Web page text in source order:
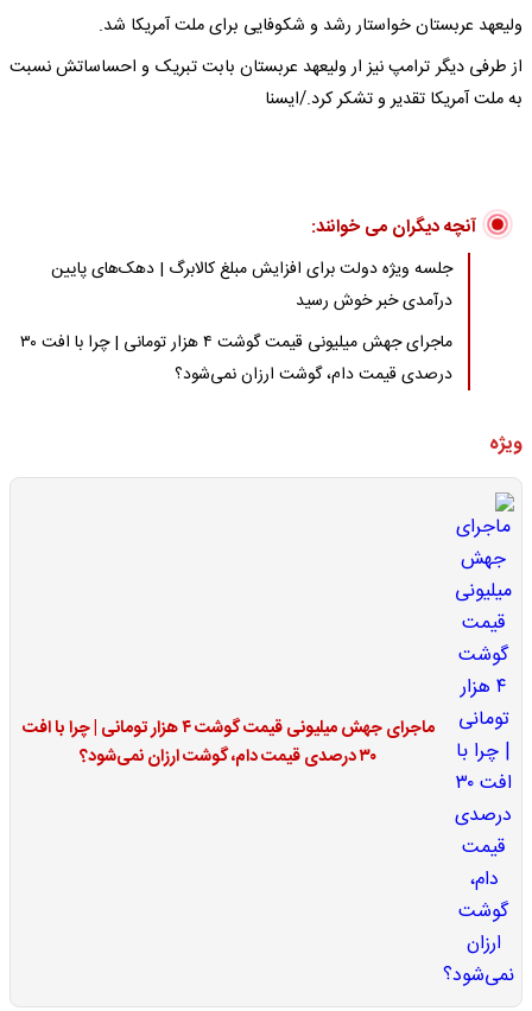
ولیعهد عربستان خواستار رشد و شکوفایی برای ملت آمریکا شد.
از طرفی دیگر ترامپ نیز ار ولیعهد عربستان بابت تبریک و احساساتش نسبت
به ملت آمریکا تقدیر و تشکر کرد./ایسنا
آنچه دیگران می خوانند:
جلسه ویژه دولت برای افزایش مبلغ کالابرگ | دهک‌های پایین
درآمدی خبر خوش رسید
ماجرای جهش میلیونی قیمت گوشت ۴ هزار تومانی | چرا با افت ۳۰
درصدی قیمت دام، گوشت ارزان نمی‌شود؟
ویژه
ماجرای جهش میلیونی قیمت گوشت ۴ هزار تومانی | چرا با افت
۳۰ درصدی قیمت دام، گوشت ارزان نمی‌شود؟